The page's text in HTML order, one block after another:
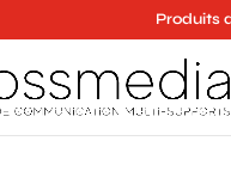
Produits